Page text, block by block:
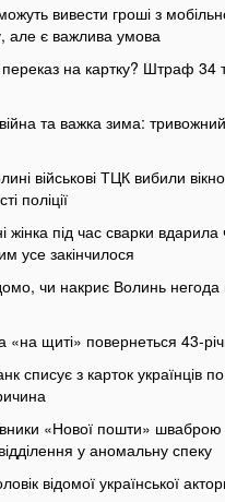
вивести гроші з
але є важлива умова
на картку? Штраф 34
та важка зима:
військові ТЦК вибили
поліції
жінка під час сварки вдарила
усе закінчилося
чи накриє Волинь
«на щиті» повернеться 43-
списує з карток українців
«Нової пошти»
у аномальну спеку
відомої української